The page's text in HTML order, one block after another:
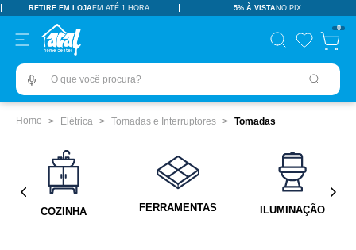
RETIRE EM LOJAEM ATÉ 1 HORA 5% À VISTANO PIX
0
O que você procura?
Elétrica Tomadas e Interruptores Tomadas
COZINHA FERRAMENTAS ILUMINAÇÃO
TERMOS MAIS BUSCADOS
pisos revestimentos
º ceramica
revestimento
6 pia